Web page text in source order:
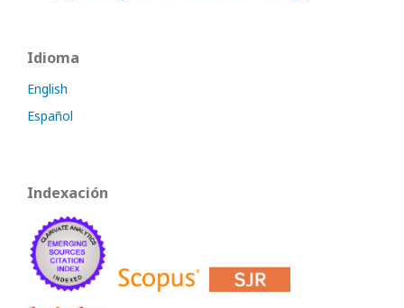
Idioma
English
Español
Indexación